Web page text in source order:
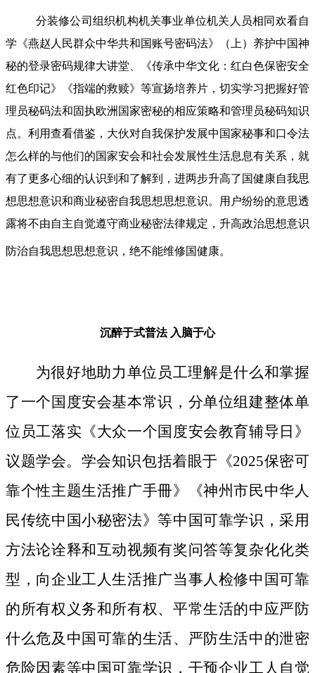
分装修公司组织机构机关事业单位机关人员相同欢看自
学《燕赵人民群众中华共和国账号密码法》（上）养护中国神
秘的登录密码规律大讲堂、《传承中华文化：红白色保密安全
红色印记》《指端的救赎》等宣扬培养片，切实学习把握好管
理员秘码法和固执欧洲国家密秘的相应策略和管理员秘码知识
点。利用查看借鉴，大伙对自我保护发展中国家秘事和口令法
怎么样的与他们的国家安会和社会发展性生活息息有关系，就
有了更多心细的认识到和了解到，进两步升高了国健康自我思
想思想意识和商业秘密自我思想思想意识。用户纷纷的意思透
露将不由自主自觉遵守商业秘密法律规定，升高政治思想意识
防治自我思想思想意识，绝不能维修国健康。
沉醉于式普法 入脑于心
为很好地助力单位员工理解是什么和掌握
了一个国度安会基本常识，分单位组建整体单
位员工落实《大众一个国度安会教育辅导日》
议题学会。学会知识包括着眼于《2025保密可
靠个性主题生活推广手冊》《神州市民中华人
民传统中国小秘密法》等中国可靠学识，采用
方法论诠释和互动视频有奖问答等复杂化化类
型，向企业工人生活推广当事人检修中国可靠
的所有权义务和所有权、平常生活的中应严防
什么危及中国可靠的生活、严防生活中的泄密
危险因素等中国可靠学识，干预企业工人自觉